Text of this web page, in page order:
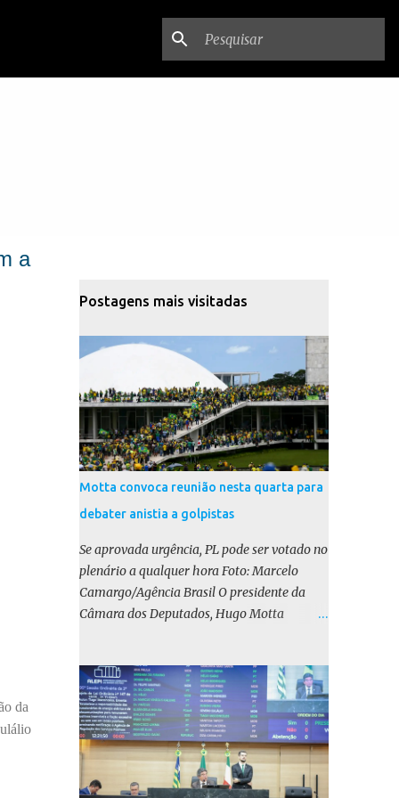
a
da
Postagens mais visitadas
Motta convoca reunião nesta quarta para
debater anistia a golpistas
Se aprovada urgência, PL pode ser votado no
plenário a qualquer hora Foto: Marcelo
Camargo/Agência Brasil O presidente da
Câmara dos Deputados, Hugo Motta
líderes para discutir a votação da urgência
para o projeto de lei (PL) que prevê a anistia
aos condenados por tentativa de golpe de
Estado. Motta disse, em uma rede social, que
a reunião vai “deliberar sobre a urgência dos
projetos que tratam do acontecido em 8 de